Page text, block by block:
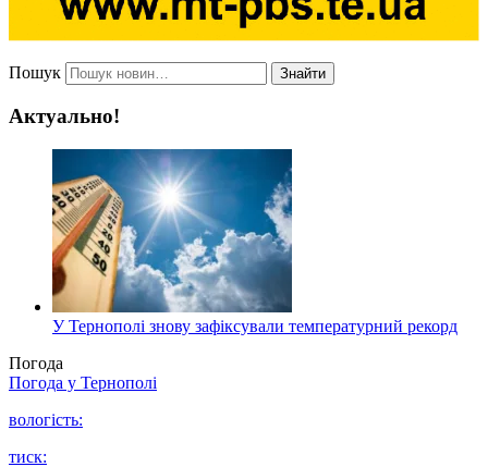
Пошук Знайти
Актуально!
У Тернополі знову зафіксували температурний рекорд
Погода
Погода у Тернополі
вологість:
тиск: